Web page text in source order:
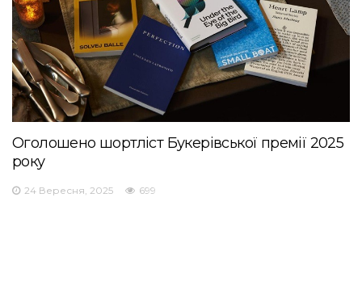
Оголошено шортліст Букерівської премії 2025
року
24 Вересня, 2025 699